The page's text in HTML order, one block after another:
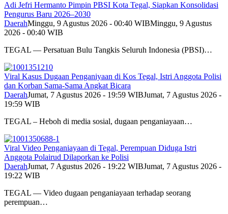
Adi Jefri Hermanto Pimpin PBSI Kota Tegal, Siapkan Konsolidasi
Pengurus Baru 2026–2030
DaerahMinggu, 9 Agustus 2026 - 00:40 WIBMinggu, 9 Agustus
2026 - 00:40 WIB
TEGAL — Persatuan Bulu Tangkis Seluruh Indonesia (PBSI)…
Viral Kasus Dugaan Penganiyaan di Kos Tegal, Istri Anggota Polisi
dan Korban Sama-Sama Angkat Bicara
DaerahJumat, 7 Agustus 2026 - 19:59 WIBJumat, 7 Agustus 2026 -
19:59 WIB
TEGAL – Heboh di media sosial, dugaan penganiayaan…
Viral Video Penganiayaan di Tegal, Perempuan Diduga Istri
Anggota Polairud Dilaporkan ke Polisi
DaerahJumat, 7 Agustus 2026 - 19:22 WIBJumat, 7 Agustus 2026 -
19:22 WIB
TEGAL — Video dugaan penganiayaan terhadap seorang
perempuan…